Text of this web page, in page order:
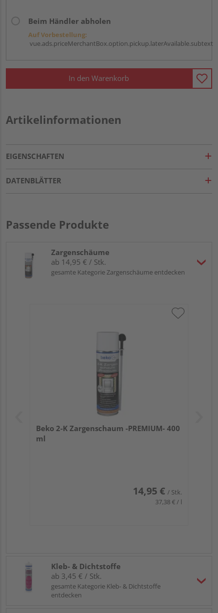
Beim Händler abholen
Auf Vorbestellung:
vue.ads.priceMerchantBox.option.pickup.laterAvailable.subtext
In den Warenkorb
Artikelinformationen
EIGENSCHAFTEN
DATENBLÄTTER
Passende Produkte
Zargenschäume
ab 14,95 € / Stk.
gesamte Kategorie Zargenschäume entdecken
Beko 2-K Zargenschaum -PREMIUM- 400
ml
14,95 € / Stk.
37,38 € / l
Kleb- & Dichtstoffe
ab 3,45 € / Stk.
gesamte Kategorie Kleb- & Dichtstoffe
entdecken